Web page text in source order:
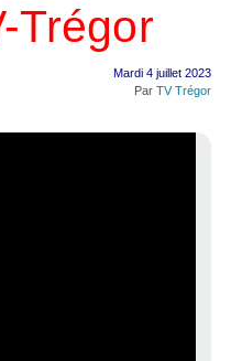
Trégor
Mardi 4 juillet 2023
Par TV Trégor